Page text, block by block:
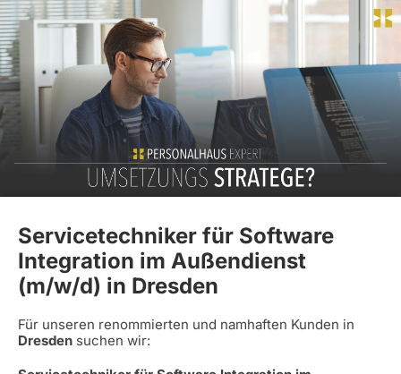
Servicetechniker für Software
Integration im Außendienst
(m/w/d) in Dresden
Für unseren renommierten und namhaften Kunden in
Dresden suchen wir: